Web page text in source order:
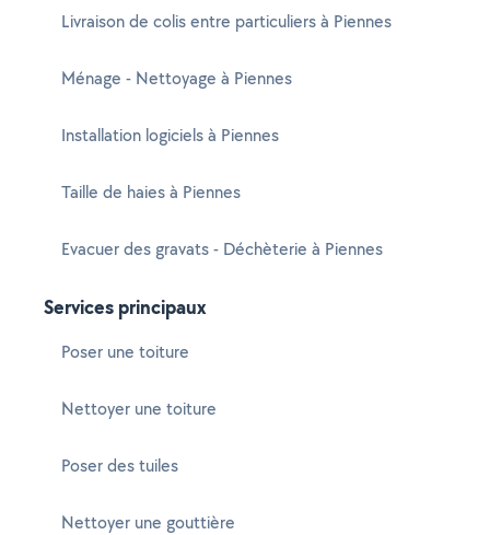
Livraison de colis entre particuliers à Piennes
Ménage - Nettoyage à Piennes
Installation logiciels à Piennes
Taille de haies à Piennes
Evacuer des gravats - Déchèterie à Piennes
Services principaux
Poser une toiture
Nettoyer une toiture
Poser des tuiles
Nettoyer une gouttière